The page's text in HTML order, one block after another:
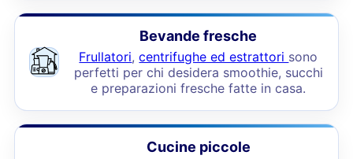
Bevande fresche
Frullatori,centrifughe ed estrattori sono
perfetti per chi desidera smoothie, succhi
e preparazioni fresche fatte in casa.
Cucine piccole